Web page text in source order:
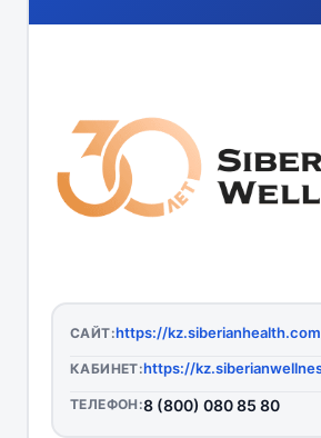
САЙТ:
КАБИНЕТ:
ТЕЛЕФОН:8 (800) 080 85 80